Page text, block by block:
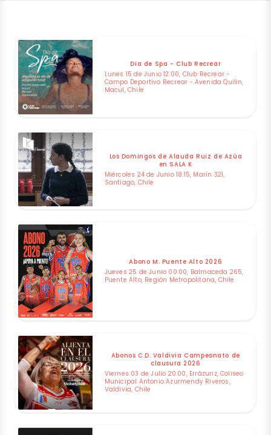
Dia de Spa - Club Recrear
Lunes 15 de Junio 12:00, Club Recrear -
Campo Deportivo Recrear - Avenida Quilin,
Macul, Chile
Los Domingos de Alauda Ruiz de Azúa
en SALA K
Miércoles 24 de Junio 18:15, Marín 321,
Santiago, Chile
Abono M. Puente Alto 2026
Jueves 25 de Junio 00:00, Balmaceda 265,
Puente Alto, Región Metropolitana, Chile
Abonos C.D. Valdivia Campeonato de
clausura 2026
Viernes 03 de Julio 20:00, Errázuriz, Coliseo
Municipal Antonio Azurmendy Riveros,
Valdivia, Chile